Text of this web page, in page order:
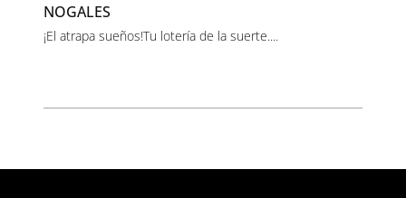
NOGALES
¡El atrapa sueños!Tu lotería de la suerte....